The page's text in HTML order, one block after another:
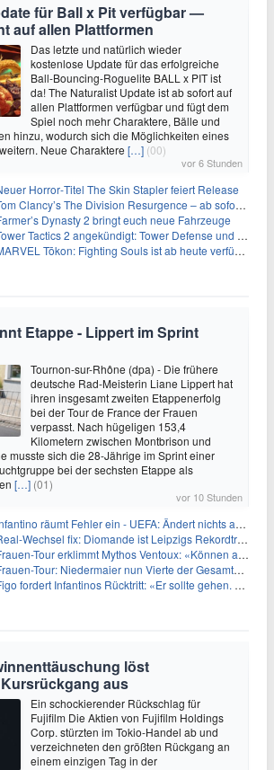
für Ball x Pit verfügbar —
auf allen Plattformen
Das letzte und natürlich wieder
kostenlose Update für das erfolgreiche
Ball-Bouncing-Roguelite BALL x PIT ist
da! The Naturalist Update ist ab sofort auf
allen Plattformen verfügbar und fügt dem
Spiel noch mehr Charaktere, Bälle und
hinzu, wodurch sich die Möglichkeiten eines
Neue Charaktere […] (00)
vor 6 Stunden
Horror‑Titel The Skin Stapler feiert Release
Clancy’s The Division Resurgence – ab sofort für euch verfügbar
Dynasty 2 bringt euch neue Fahrzeuge
Tactics 2 angekündigt: Tower Defense und Deckbuilding Kombo kehrt zurück
Tōkon: Fighting Souls ist ab heute verfügbar
Etappe - Lippert im Sprint
Tournon-sur-Rhône (dpa) - Die frühere
deutsche Rad-Meisterin Liane Lippert hat
ihren insgesamt zweiten Etappenerfolg
bei der Tour de France der Frauen
verpasst. Nach hügeligen 153,4
Kilometern zwischen Montbrison und
musste sich die 28-Jährige im Sprint einer
bei der sechsten Etappe als
[…] (01)
vor 10 Stunden
räumt Fehler ein - UEFA: Ändert nichts an Boykott
Wechsel fix: Diomande ist Leipzigs Rekordtransfer
Tour erklimmt Mythos Ventoux: «Können alles schaffen»
Tour: Niedermaier nun Vierte der Gesamtwertung
fordert Infantinos Rücktritt: «Er sollte gehen. Jetzt»
löst
aus
Ein schockierender Rückschlag für
Fujifilm Die Aktien von Fujifilm Holdings
Corp. stürzten im Tokio-Handel ab und
verzeichneten den größten Rückgang an
einem einzigen Tag in der